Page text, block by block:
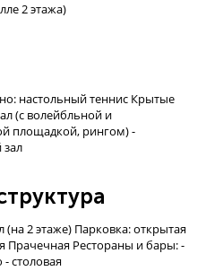
2 этажа)
настольный теннис Крытые
(с волейбльной и
площадкой, рингом) -
2 этаже) Парковка: открытая
Прачечная Рестораны и бары: -
столовая